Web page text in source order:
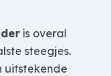
is overal
steegjes.
uitstekende